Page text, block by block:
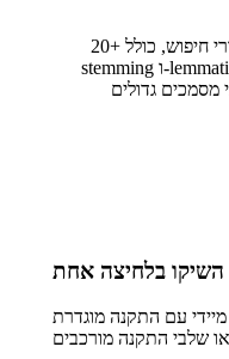
20+ אופרטורי חיפוש, כולל fuzzy matching,
stemming ו-lemmatization, לאחזור מדויק של
השיקו בלחיצה אחת
עם התקנה מוגדרת